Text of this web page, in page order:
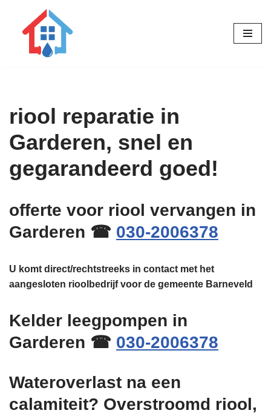
riool reparatie in
Garderen, snel en
gegarandeerd goed!
offerte voor riool vervangen in
Garderen ☎ 030-2006378
U komt direct/rechtstreeks in contact met het
aangesloten rioolbedrijf voor de gemeente Barneveld
Kelder leegpompen in
Garderen ☎ 030-2006378
Wateroverlast na een
calamiteit? Overstroomd riool,